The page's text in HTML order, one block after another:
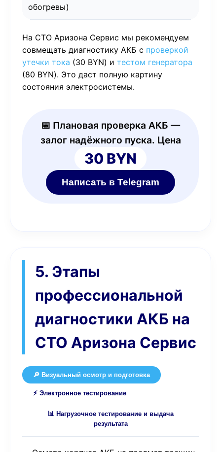
обогревы)
На СТО Аризона Сервис мы рекомендуем
совмещать диагностику АКБ с проверкой
утечки тока (30 BYN) и тестом генератора
(80 BYN). Это даст полную картину
состояния электросистемы.
📅 Плановая проверка АКБ —
залог надёжного пуска. Цена
30 BYN
Написать в Telegram
5. Этапы
профессиональной
диагностики АКБ на
СТО Аризона Сервис
🔎 Визуальный осмотр и подготовка
⚡ Электронное тестирование
📊 Нагрузочное тестирование и выдача
результата